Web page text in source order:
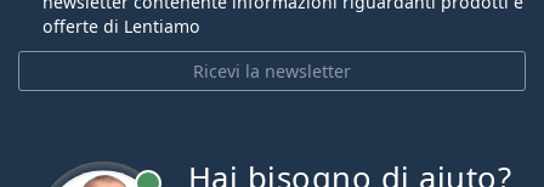
Ricevi la newsletter
offerte di Lentiamo
Hai bisogno di aiuto?